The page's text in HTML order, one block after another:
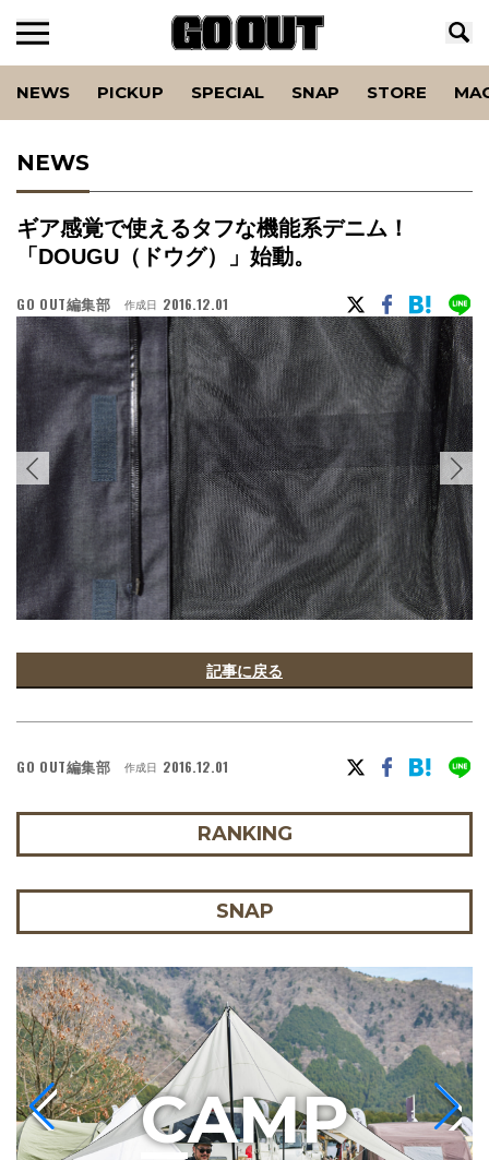
NEWS PICKUP SPECIAL SNAP STORE
NEWS
ギア感覚で使えるタフな機能系デニム！
「DOUGU（ドウグ）」始動。
GO OUT編集部 作成日 2016.12.01
記事に戻る
GO OUT編集部 作成日 2016.12.01
RANKING
SNAP
CAMP